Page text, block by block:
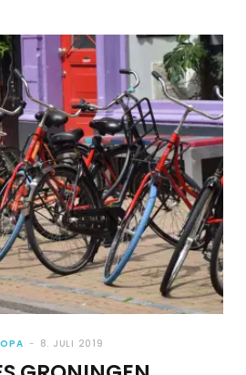
8. JULI 2019